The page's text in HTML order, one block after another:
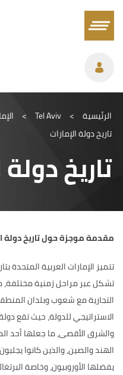
الرئيسية >
Tel Aviv
>
تاريخ دولة الإمارات
تاريخ
مقدمة موجزة حول تاريخ دولة
تتميز الإمارات العربية المتحدة
تشكل عبر مراحلزمنية مختلفة،
التجارية مع شعوب وبلدان
الاستراتيجي للدولة، حيث تقع
والشرق الأقصى، ما جعلها أحد
الهند والصين، والذين كانوا
يفضلها الأوروبيون، وخاصة